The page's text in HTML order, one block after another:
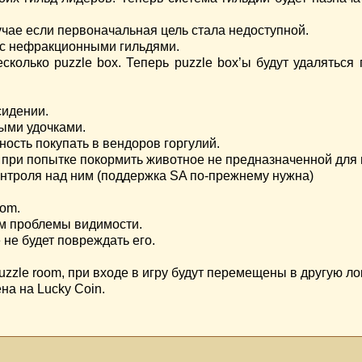
если первоначальная цель стала недоступной.
нефракционными гильдями.
puzzle box. Теперь puzzle box’ы будут
удочками.
покупать в вендоров горгулий.
попытке покормить животное не предназначенной для
над ним (поддержка SA по-прежнему нужна)
проблемы видимости.
будет повреждать его.
room, при входе в игру будут перемещены в другую
на Lucky Coin.